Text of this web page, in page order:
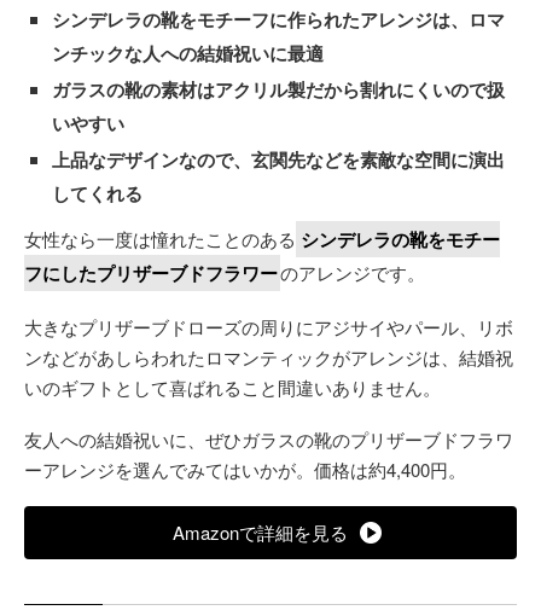
シンデレラの靴をモチーフに作られたアレンジは、ロマ
ンチックな人への結婚祝いに最適
ガラスの靴の素材はアクリル製だから割れにくいので扱
いやすい
上品なデザインなので、玄関先などを素敵な空間に演出
してくれる
女性なら一度は憧れたことのある シンデレラの靴をモチー
フにしたプリザーブドフラワーのアレンジです。
大きなプリザーブドローズの周りにアジサイやパール、リボ
ンなどがあしらわれたロマンティックがアレンジは、結婚祝
いのギフトとして喜ばれること間違いありません。
友人への結婚祝いに、ぜひガラスの靴のプリザーブドフラワ
ーアレンジを選んでみてはいかが。価格は約4,400円。
Amazonで詳細を見る